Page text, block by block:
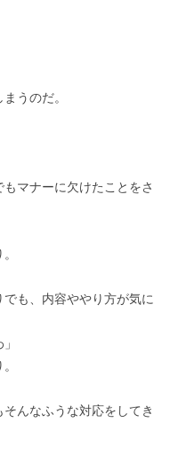
うのだ。
マナーに欠けたことをさ
も、内容ややり方が気に
んなふうな対応をしてき